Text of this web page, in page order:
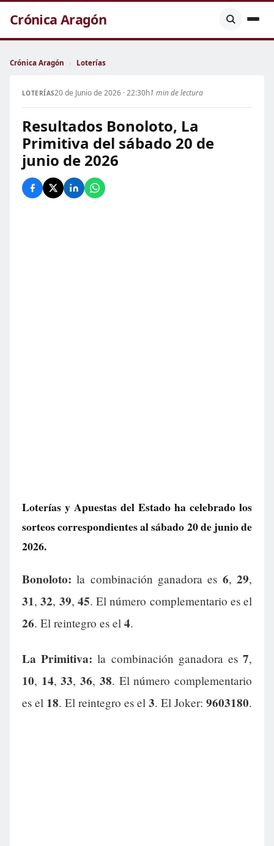
Crónica Aragón
Crónica Aragón › Loterías
LOTERÍAS20 de Junio de 2026 · 22:30h1 min de lectura
Resultados Bonoloto, La
Primitiva del sábado 20 de
junio de 2026
Loterías y Apuestas del Estado ha celebrado los
sorteos correspondientes al sábado 20 de junio de
2026.
Bonoloto: la combinación ganadora es 6,29,
31,32, 39, 45. El número complementario es el
26. El reintegro es el 4.
La Primitiva: la combinación ganadora es7,
10, 14,33,36, 38. El número complementario
es el 18. El reintegro es el 3. El Joker: 9603180.